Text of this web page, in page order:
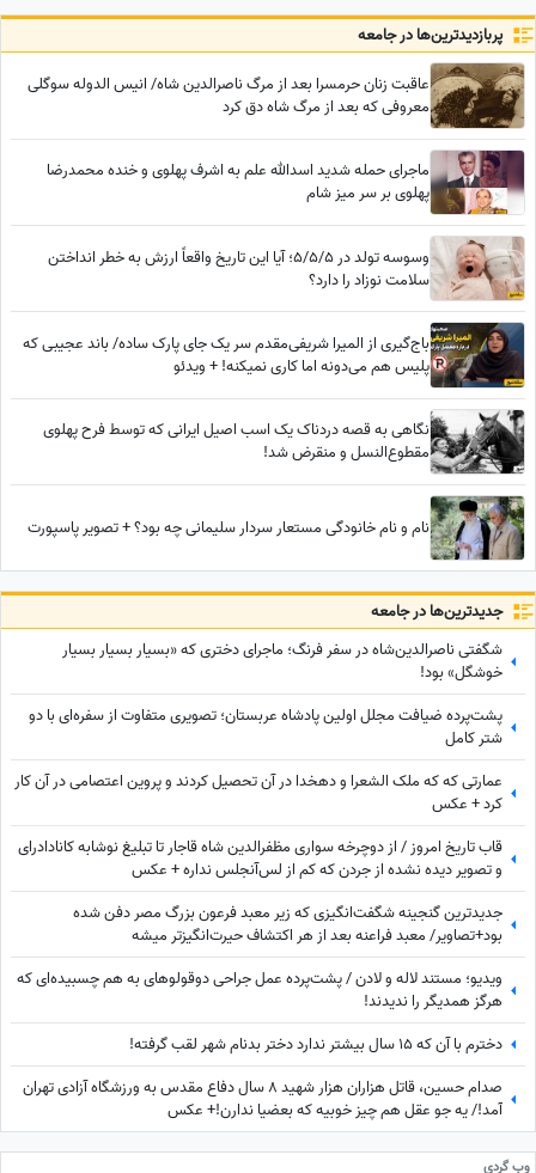
پربازدید‌ترین‌ها در جامعه
عاقبت زنان حرمسرا بعد از مرگ ناصرالدین شاه/ انیس الدوله سوگلی
معروفی که بعد از مرگ شاه دق کرد
ماجرای حمله شدید اسدالله علم به اشرف پهلوی و خنده محمدرضا
پهلوی بر سر میز شام
وسوسه تولد در 5/5/5؛ آیا این تاریخ واقعاً ارزش به خطر انداختن
سلامت نوزاد را دارد؟
باج‌گیری از المیرا شریفی‌مقدم سر یک جای پارک ساده/ باند عجیبی که
پلیس هم می‌دونه اما کاری نمیکنه! + ویدئو
نگاهی به قصه دردناک یک اسب اصیل ایرانی که توسط فرح پهلوی
مقطوع‌النسل و منقرض شد!
نام و نام خانودگی مستعار سردار سلیمانی چه بود؟ + تصویر پاسپورت
جدید‌ترین‌ها در جامعه
شگفتی ناصرالدین‌شاه در سفر فرنگ؛ ماجرای دختری که «بسیار بسیار بسیار
خوشگل» بود!
پشت‌پرده ضیافت مجلل اولین پادشاه عربستان؛ تصویری متفاوت از سفره‌ای با دو
شتر کامل
عمارتی که که ملک الشعرا و دهخدا در آن تحصیل کردند و پروین اعتصامی در آن کار
کرد + عکس
قاب تاریخ امروز / از دوچرخه سواری مظفرالدین شاه قاجار تا تبلیغ نوشابه ‌کانادادرای
و تصویر دیده نشده از جردن که کم از لس‌آنجلس نداره + عکس
جدیدترین گنجینه شگفت‌انگیزی که زیر معبد فرعون بزرگ مصر دفن شده
بود+تصاویر/ معبد فراعنه بعد از هر اکتشاف حیرت‌انگیزتر میشه
ویدیو؛ مستند لاله و لادن / پشت‌پرده عمل جراحی دوقولوهای به هم چسبیده‌ای که
هرگز همدیگر را ندیدند!
دخترم با آن که ۱۵ سال بیشتر ندارد دختر بدنام شهر لقب گرفته!
صدام حسین، قاتل هزاران هزار شهید 8 سال دفاع مقدس به ورزشگاه آزادی تهران
آمد!/ یه جو عقل هم چیز خوبیه که بعضیا ندارن!+ عکس
وب گردی